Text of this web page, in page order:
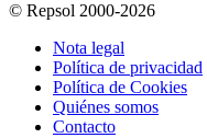
© Repsol 2000-2026
Nota legal
Política de privacidad
Política de Cookies
Quiénes somos
Contacto